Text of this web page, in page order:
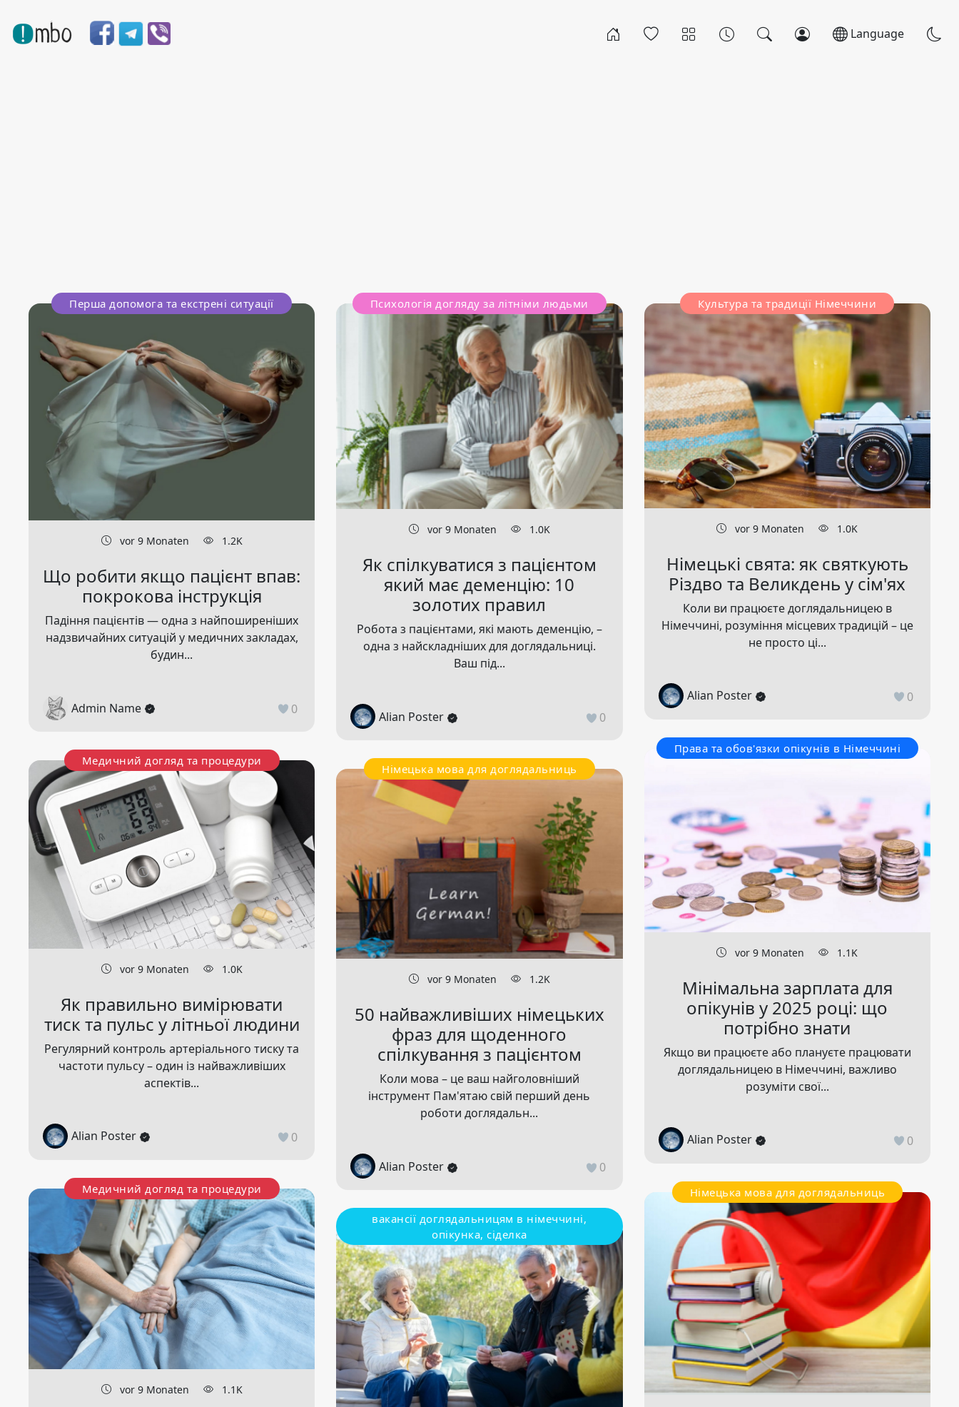
Language
Перша допомога та екстрені ситуації
vor 9 Monaten 1.2K
Що робити якщо пацієнт впав:
покрокова інструкція
Падіння пацієнтів — одна з найпоширеніших
надзвичайних ситуацій у медичних закладах,
будин...
Admin Name 0
Медичний догляд та процедури
vor 9 Monaten 1.0K
Як правильно вимірювати
тиск та пульс у літньої людини
Регулярний контроль артеріального тиску та
частоти пульсу – один із найважливіших
аспектів...
Alian Poster 0
Медичний догляд та процедури
vor 9 Monaten 1.1K
Психологія догляду за літніми людьми
vor 9 Monaten 1.0K
Як спілкуватися з пацієнтом
який має деменцію: 10
золотих правил
Робота з пацієнтами, які мають деменцію, –
одна з найскладніших для доглядальниці.
Ваш під...
Alian Poster 0
Німецька мова для доглядальниць
vor 9 Monaten 1.2K
50 найважливіших німецьких
фраз для щоденного
спілкування з пацієнтом
Коли мова – це ваш найголовніший
інструмент Пам'ятаю свій перший день
роботи доглядальн...
Alian Poster 0
вакансії доглядальницям в німеччині,
опікунка, сіделка
Культура та традиції Німеччини
vor 9 Monaten 1.0K
Німецькі свята: як святкують
Різдво та Великдень у сім'ях
Коли ви працюєте доглядальницею в
Німеччині, розуміння місцевих традицій – це
не просто ці...
Alian Poster 0
Права та обов'язки опікунів в Німеччині
vor 9 Monaten 1.1K
Мінімальна зарплата для
опікунів у 2025 році: що
потрібно знати
Якщо ви працюєте або плануєте працювати
доглядальницею в Німеччині, важливо
розуміти свої...
Alian Poster 0
Німецька мова для доглядальниць